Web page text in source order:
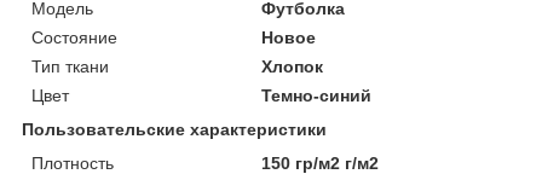
Мoдель
Футболка
Состояние
Новое
Тип ткани
Хлопок
Цвет
Темно-синий
Пользовательские характеристики
Плотность
150 гр/м2 г/м2